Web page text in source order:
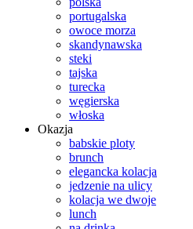
portugalska
owoce morza
skandynawska
steki
tajska
turecka
węgierska
włoska
Okazja
babskie ploty
brunch
elegancka kolacja
jedzenie na ulicy
kolacja we dwoje
lunch